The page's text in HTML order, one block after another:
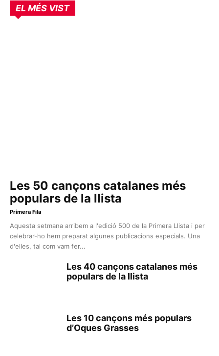
EL MÉS VIST
Les 50 cançons catalanes més
populars de la llista
Primera Fila
Aquesta setmana arribem a l'edició 500 de la Primera Llista i per
celebrar-ho hem preparat algunes publicacions especials. Una
d'elles, tal com vam fer...
Les 40 cançons catalanes més
populars de la llista
Les 10 cançons més populars
d’Oques Grasses